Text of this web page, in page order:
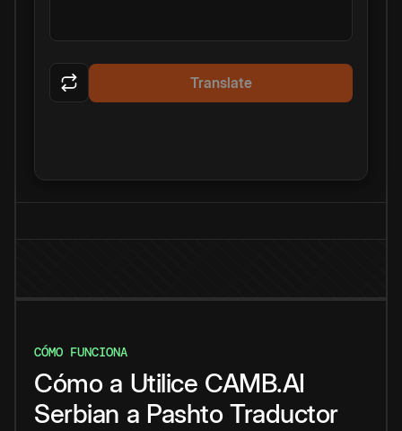
Translate
CÓMO FUNCIONA
Cómo a Utilice CAMB.AI
Serbian a Pashto Traductor